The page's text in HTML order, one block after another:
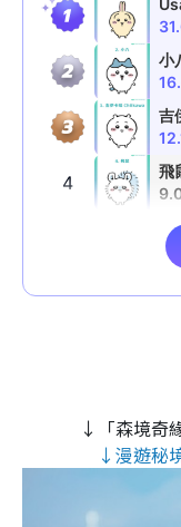
↓「森境奇
↓漫遊秘